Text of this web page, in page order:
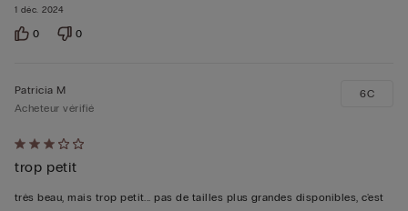
1 déc. 2024
0 0
Évalué
3sur 5
Patricia M
Acheteur vérifié
trop petit
très beau, mais trop petit... pas de tailles plus grandes disponibles, c'est
6C